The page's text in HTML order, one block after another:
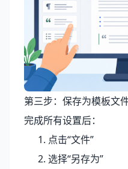
第三步：保存为模板文
完成所有设置后：
点击“文件”
选择“另存为”